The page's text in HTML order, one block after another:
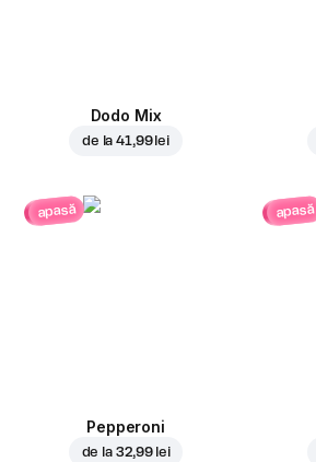
Dodo Mix
de la41,99 lei
apasă
Pepperoni
de la 32,99 lei
apasă